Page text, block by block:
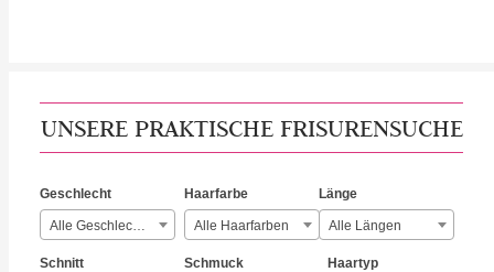
UNSERE PRAKTISCHE FRISURENSUCHE
Geschlecht
Alle Geschlechter
Haarfarbe
Alle Haarfarben
Länge
Alle Längen
Schnitt Schmuck Haartyp